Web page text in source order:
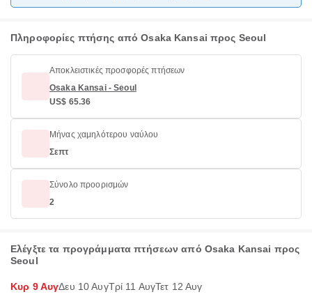
Πληροφορίες πτήσης από Osaka Kansai προς Seoul
Αποκλειστικές προσφορές πτήσεων
Osaka Kansai - Seoul
US$ 65.36
Μήνας χαμηλότερου ναύλου
Σεπτ
Σύνολο προορισμών
2
Ελέγξτε τα προγράμματα πτήσεων από Osaka Kansai προς
Seoul
Κυρ 9 ΑυγΔευ 10 ΑυγΤρί 11 ΑυγΤετ 12 Αυγ